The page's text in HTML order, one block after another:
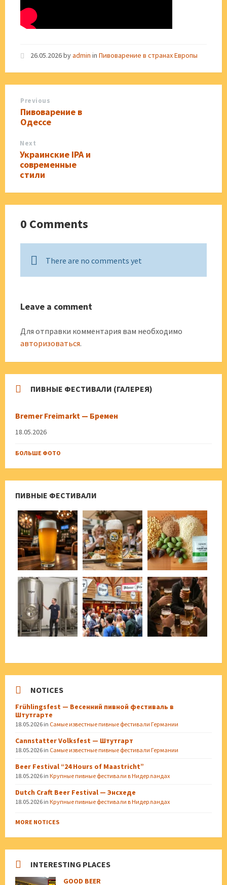
26.05.2026byadmin in Пивоварение в странах Европы
Previous
Пивоварение в
Одессе
Next
Украинские IPA и
современные
стили
0 Comments
There are no comments yet
Leave a comment
Для отправки комментария вам необходимо
авторизоваться.
ПИВНЫЕ ФЕСТИВАЛИ (ГАЛЕРЕЯ)
Bremer Freimarkt — Бремен
18.05.2026
БОЛЬШЕ ФОТО
ПИВНЫЕ ФЕСТИВАЛИ
NOTICES
Frühlingsfest — Весенний пивной фестиваль в
Штутгарте
18.05.2026 in Самые известные пивные фестивали Германии
Cannstatter Volksfest — Штутгарт
18.05.2026 in Самые известные пивные фестивали Германии
Beer Festival “24 Hours of Maastricht”
18.05.2026 in Крупные пивные фестивали в Нидерландах
Dutch Craft Beer Festival — Энсхеде
18.05.2026 in Крупные пивные фестивали в Нидерландах
MORE NOTICES
INTERESTING PLACES
GOOD BEER